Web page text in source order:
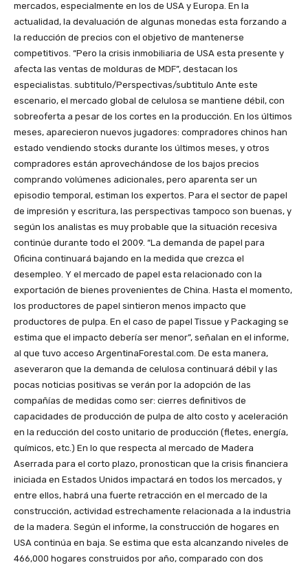
mercados, especialmente en los de USA y Europa. En la
actualidad, la devaluación de algunas monedas esta forzando a
la reducción de precios con el objetivo de mantenerse
competitivos. “Pero la crisis inmobiliaria de USA esta presente y
afecta las ventas de molduras de MDF”, destacan los
especialistas. subtitulo/Perspectivas/subtitulo Ante este
escenario, el mercado global de celulosa se mantiene débil, con
sobreoferta a pesar de los cortes en la producción. En los últimos
meses, aparecieron nuevos jugadores: compradores chinos han
estado vendiendo stocks durante los últimos meses, y otros
compradores están aprovechándose de los bajos precios
comprando volúmenes adicionales, pero aparenta ser un
episodio temporal, estiman los expertos. Para el sector de papel
de impresión y escritura, las perspectivas tampoco son buenas, y
según los analistas es muy probable que la situación recesiva
continúe durante todo el 2009. “La demanda de papel para
Oficina continuará bajando en la medida que crezca el
desempleo. Y el mercado de papel esta relacionado con la
exportación de bienes provenientes de China. Hasta el momento,
los productores de papel sintieron menos impacto que
productores de pulpa. En el caso de papel Tissue y Packaging se
estima que el impacto debería ser menor”, señalan en el informe,
al que tuvo acceso ArgentinaForestal.com. De esta manera,
aseveraron que la demanda de celulosa continuará débil y las
pocas noticias positivas se verán por la adopción de las
compañías de medidas como ser: cierres definitivos de
capacidades de producción de pulpa de alto costo y aceleración
en la reducción del costo unitario de producción (fletes, energía,
químicos, etc.) En lo que respecta al mercado de Madera
Aserrada para el corto plazo, pronostican que la crisis financiera
iniciada en Estados Unidos impactará en todos los mercados, y
entre ellos, habrá una fuerte retracción en el mercado de la
construcción, actividad estrechamente relacionada a la industria
de la madera. Según el informe, la construcción de hogares en
USA continúa en baja. Se estima que esta alcanzando niveles de
466,000 hogares construidos por año, comparado con dos